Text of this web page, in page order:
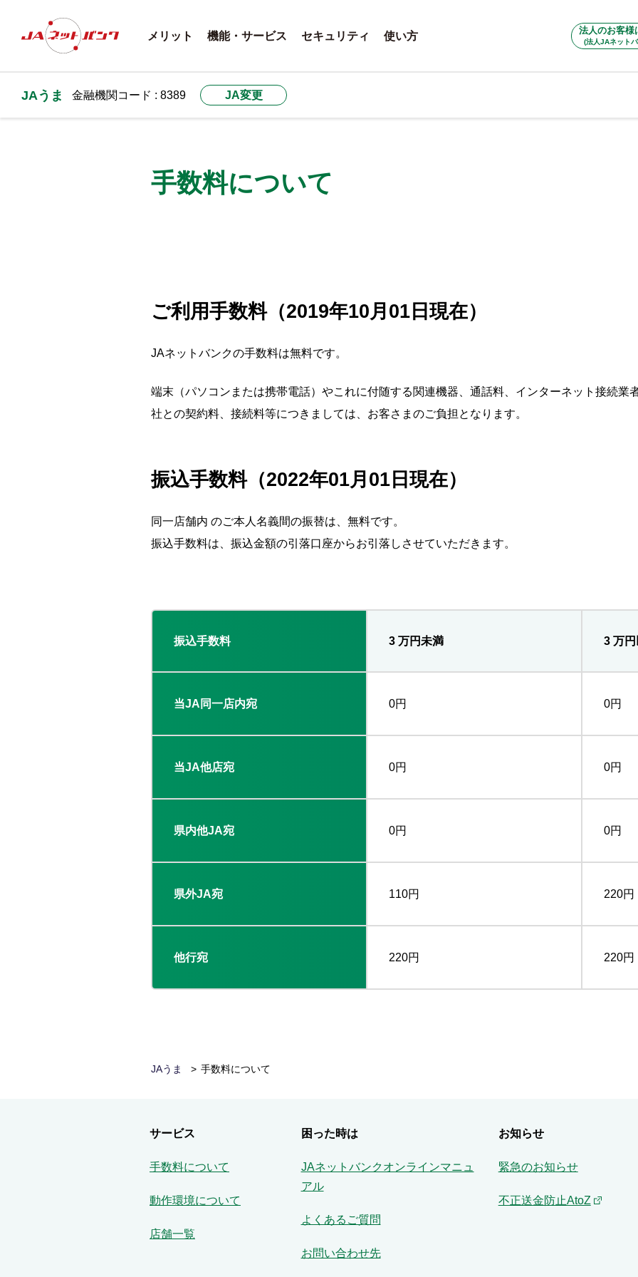
法人のお客様
(法人JAネット
メリット 機能・サービス セキュリティ 使い方
JAうま 金融機関コード : 8389 JA変更
手数料について
ご利用手数料（2019年10月01日現在）
JAネットバンクの手数料は無料です。
端末（パソコンまたは携帯電話）やこれに付随する関連機器、通話料、インターネット接続業
社との契約料、接続料等につきましては、お客さまのご負担となります。
振込手数料（2022年01月01日現在）
同一店舗内 のご本人名義間の振替は、無料です。
振込手数料は、振込金額の引落口座からお引落しさせていただきます。
振込手数料 3 万円未満 3 万
当JA同一店内宛 0円 0円
当JA他店宛 0円 0円
県内他JA宛 0円 0円
県外JA宛 110円 220円
他行宛 220円 220円
JAうま 手数料について
サービス
手数料について
動作環境について
店舗一覧
困った時は
JAネットバンクオンラインマニュ
アル
よくあるご質問
お問い合わせ先
お知らせ
緊急のお知らせ
不正送金防止AtoZ